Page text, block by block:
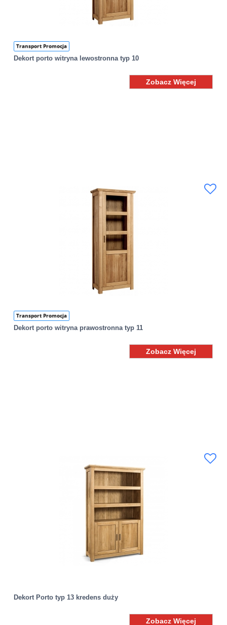
Transport Promocja
Dekort porto witryna lewostronna typ 10
Zobacz Więcej
Transport Promocja
Dekort porto witryna prawostronna typ 11
Zobacz Więcej
Dekort Porto typ 13 kredens duży
Zobacz Więcej